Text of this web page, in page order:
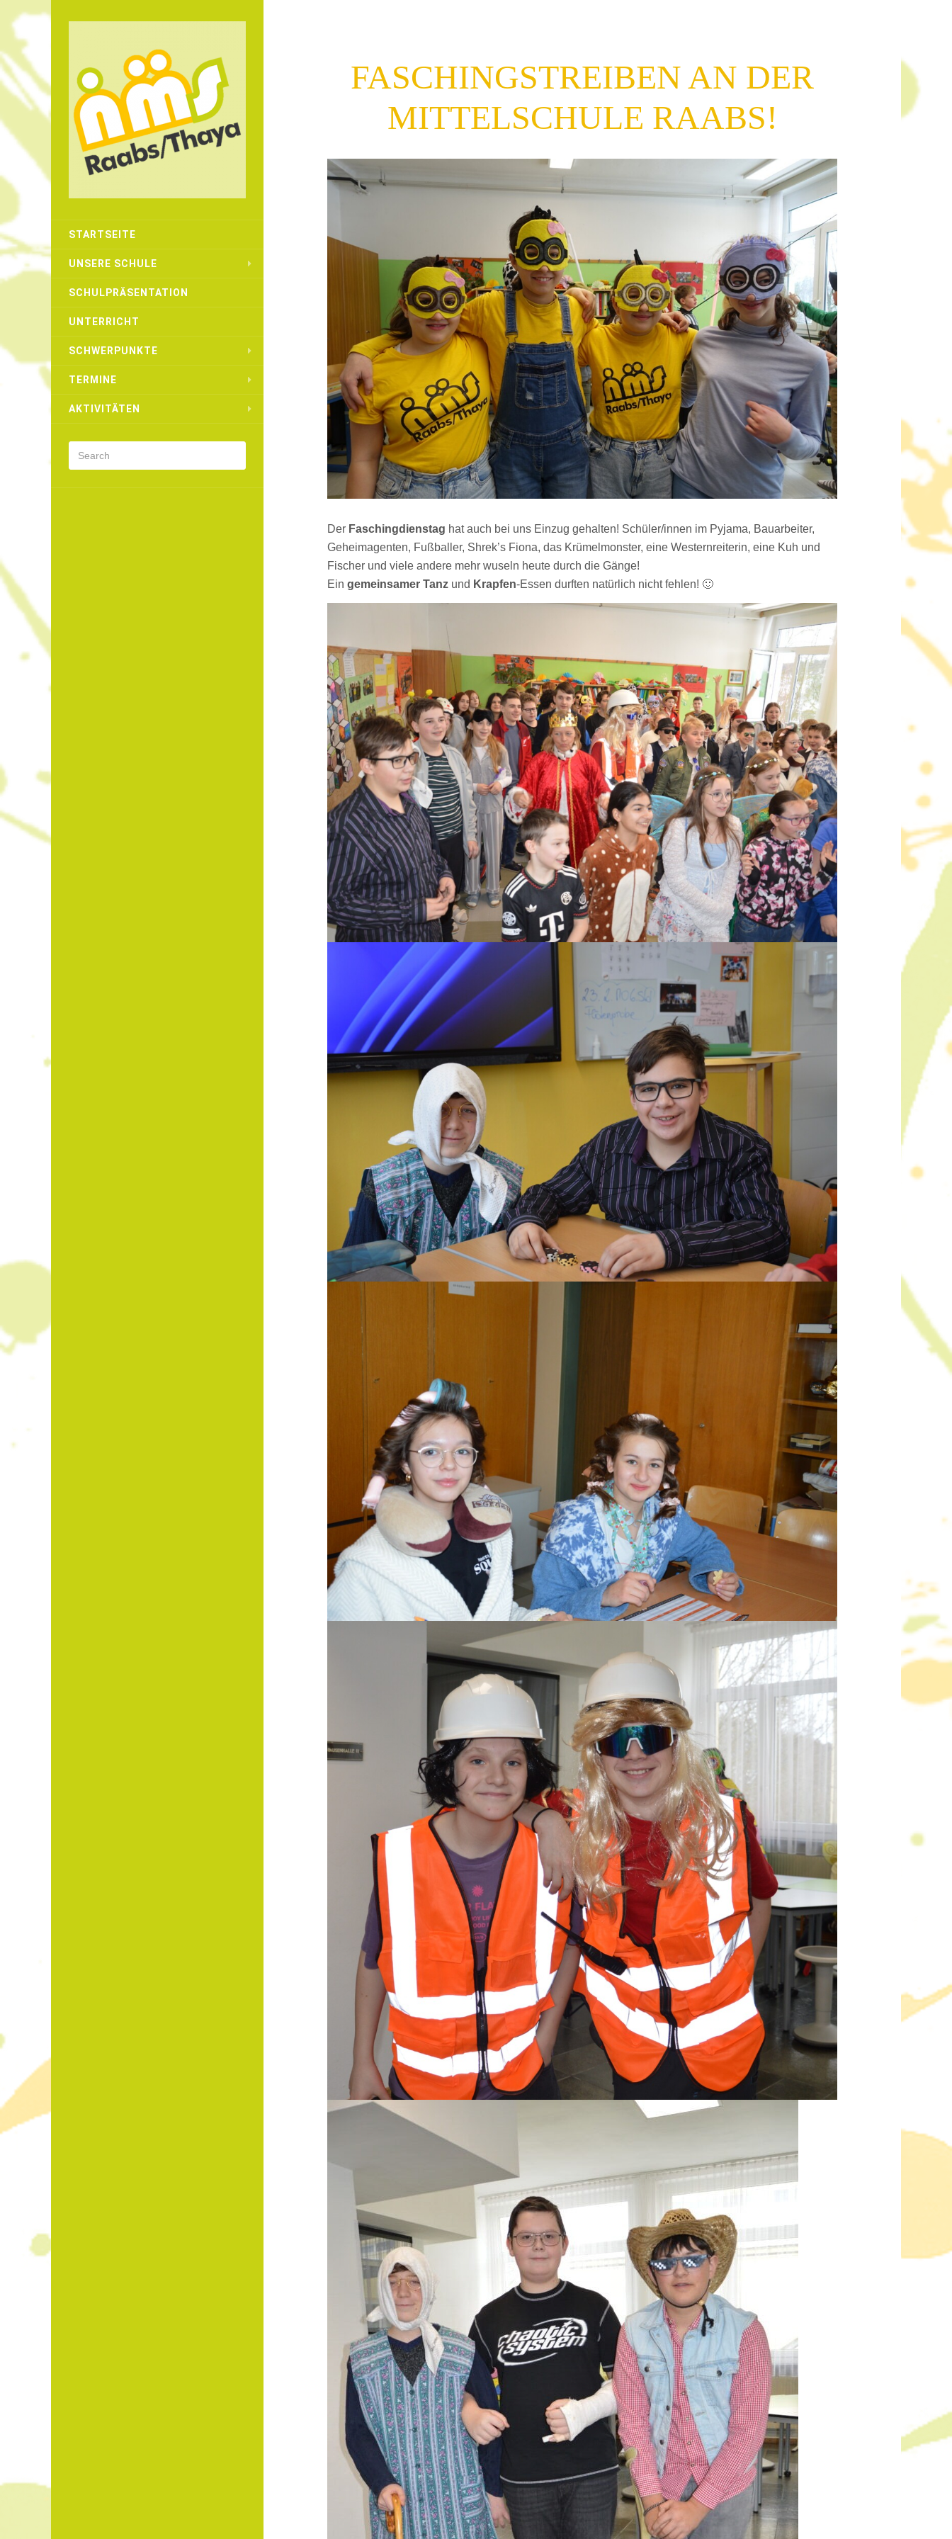
STARTSEITE
UNSERE SCHULE
SCHULPRÄSENTATION
UNTERRICHT
SCHWERPUNKTE
TERMINE
AKTIVITÄTEN
FASCHINGSTREIBEN AN DER
MITTELSCHULE RAABS!
Der Faschingdienstag hat auch bei uns Einzug gehalten! Schüler/innen im Pyjama, Bauarbeiter,
Geheimagenten, Fußballer, Shrek’s Fiona, das Krümelmonster, eine Westernreiterin, eine Kuh und
Fischer und viele andere mehr wuseln heute durch die Gänge!
Ein gemeinsamer Tanz und Krapfen-Essen durften natürlich nicht fehlen! 🙂